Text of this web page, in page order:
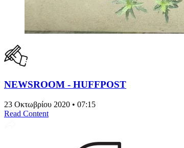
NEWSROOM - HUFFPOST
23 Οκτωβρίου 2020 • 07:15
Read Content